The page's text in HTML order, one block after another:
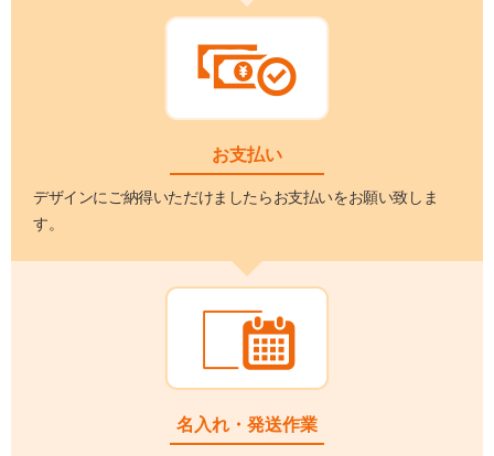
お支払い
デザインにご納得いただけましたらお支払いをお願い致しま
す。
名入れ・発送作業